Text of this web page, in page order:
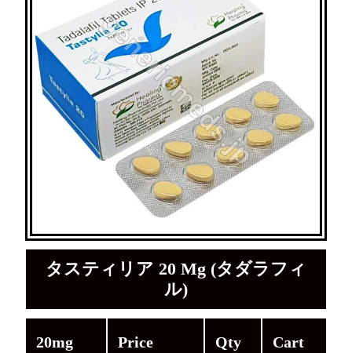
タスティリア 20 Mg (タダラフィ
ル)
20mg Price Qty Cart